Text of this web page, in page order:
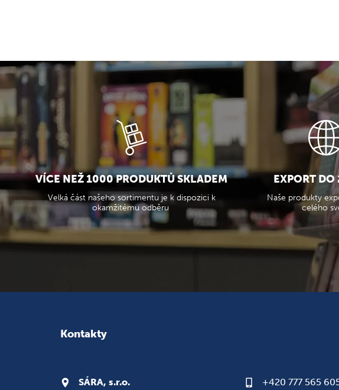
VÍCE NEŽ 1000 PRODUKTŮ SKLADEM
Velká část našeho sortimentu je k dispozici k
okamžitému odběru
EXPORT DO
Naše produkty
celého
Kontakty
SÁRA, s.r.o.
+420 777 565